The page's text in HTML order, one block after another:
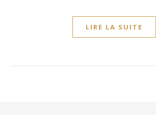
LIRE LA SUITE